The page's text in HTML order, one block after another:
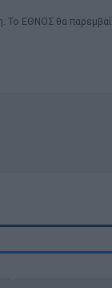
ΕΘΝΟΣ θα